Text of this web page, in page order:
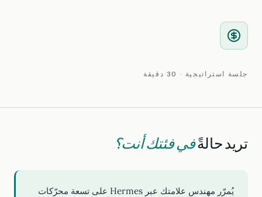
جلسة استراتيجية · 30 دقيقة
تريد حالةًفي فئتك أنت؟
يُمرّر مهندس علامتك عبر Hermes على تسعة محرّكات